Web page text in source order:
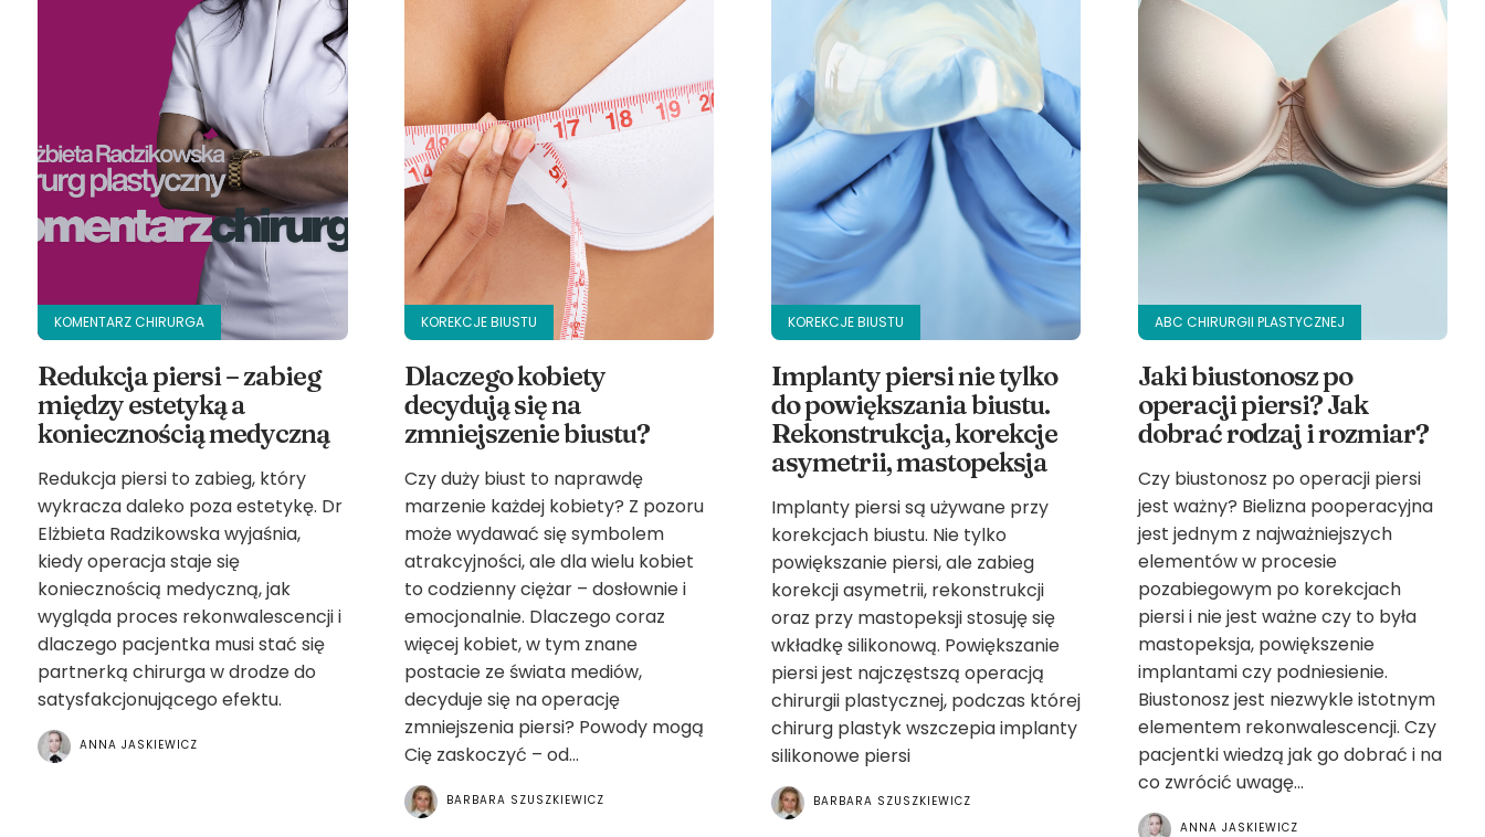
Home
Rejestr
KOMENTARZ CHIRURGA
Redukcja piersi – zabieg
między estetyką a
koniecznością medyczną
Redukcja piersi to zabieg, który
wykracza daleko poza estetykę. Dr
Elżbieta Radzikowska wyjaśnia,
kiedy operacja staje się
koniecznością medyczną, jak
wygląda proces rekonwalescencji i
dlaczego pacjentka musi stać się
partnerką chirurga w drodze do
satysfakcjonującego efektu.
ANNA JASKIEWICZ
KOREKCJE BIUSTU
Dlaczego kobiety
decydują się na
zmniejszenie biustu?
Czy duży biust to naprawdę
marzenie każdej kobiety? Z pozoru
może wydawać się symbolem
atrakcyjności, ale dla wielu kobiet
to codzienny ciężar – dosłownie i
emocjonalnie. Dlaczego coraz
więcej kobiet, w tym znane
postacie ze świata mediów,
decyduje się na operację
zmniejszenia piersi? Powody mogą
Cię zaskoczyć – od...
BARBARA SZUSZKIEWICZ
KOREKCJE BIUSTU
Implanty piersi nie tylko
do powiększania biustu.
Rekonstrukcja, korekcje
asymetrii, mastopeksja
Implanty piersi są używane przy
korekcjach biustu. Nie tylko
powiększanie piersi, ale zabieg
korekcji asymetrii, rekonstrukcji
oraz przy mastopeksji stosuję się
wkładkę silikonową. Powiększanie
piersi jest najczęstszą operacją
chirurgii plastycznej, podczas której
chirurg plastyk wszczepia implanty
silikonowe piersi
BARBARA SZUSZKIEWICZ
ABC CHIRURGII PLASTYCZNEJ
Jaki biustonosz po
operacji piersi? Jak
dobrać rodzaj i rozmiar?
Czy biustonosz po operacji piersi
jest ważny? Bielizna pooperacyjna
jest jednym z najważniejszych
elementów w procesie
pozabiegowym po korekcjach
piersi i nie jest ważne czy to była
mastopeksja, powiększenie
implantami czy podniesienie.
Biustonosz jest niezwykle istotnym
elementem rekonwalescencji. Czy
pacjentki wiedzą jak go dobrać i na
co zwrócić uwagę...
ANNA JASKIEWICZ